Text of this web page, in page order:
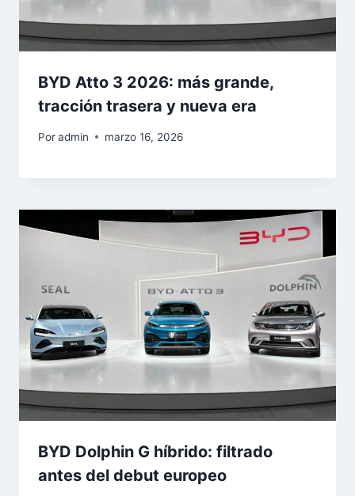
BYD Atto 3 2026: más grande,
tracción trasera y nueva era
Poradmin marzo 16, 2026
BYD Dolphin G híbrido: filtrado
antes del debut europeo